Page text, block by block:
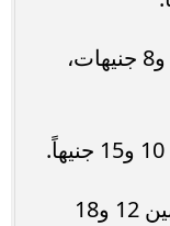
البصل: سجل البصل الأبيض بين 4 و8 جنيهات،
الخيار: البلدي والصوب يتراوحان بين 12 و18